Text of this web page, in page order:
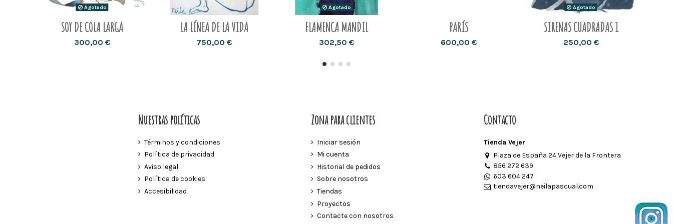
Agotado
SOY DE COLA LARGA
300,00 €
LA LÍNEA DE LA VIDA
750,00 €
Agotado
FLAMENCA MANDIL
302,50 €
PARÍS
600,00 €
Agotado
SIRENAS CUADRADAS 1
250,00 €
Nuestras políticas
Términos y condiciones
Política de privacidad
Aviso legal
Política de cookies
Accesibilidad
Zona para clientes
Iniciar sesión
Mi cuenta
Historial de pedidos
Sobre nosotros
Tiendas
Proyectos
Contacte con nosotros
Contacto
Tienda Vejer
Plaza de España 24 Vejer de la Frontera
856 272 639
603 604 247
tiendavejer@neilapascual.com